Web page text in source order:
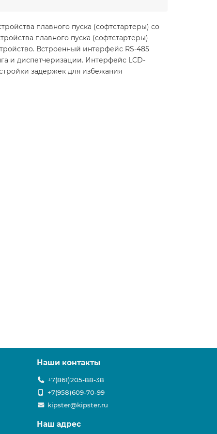
плавного пуска (софтстартеры) со
плавного пуска (софтстартеры)
Встроенный интерфейс RS-485
и диспетчеризации. Интерфейс LCD-
задержек для избежания
Наши контакты
+7(861)205-88-38
+7(958)609-70-99
kipster@kipster.ru
Наш адрес